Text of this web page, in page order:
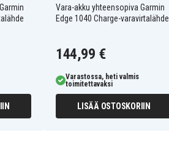
Vara-akku yhteensopiva Garmin
Edge 1040 Charge-varavirtalähde
144,99 €
Varastossa, heti valmis
toimitettavaksi
LISÄÄ OSTOSKORIIN